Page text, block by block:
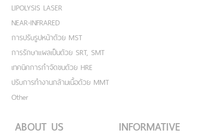
LIPOLYSIS LASER
NEAR-INFRARED
การปรับรูปหน้าด้วย MST
การรักษาแผลเป็นด้วย SRT, SMT
เทคนิคการกำจัดขนด้วย HRE
ปรับการทำงานกล้ามเนื้อด้วย MMT
Other
ABOUT US INFORMATIVE